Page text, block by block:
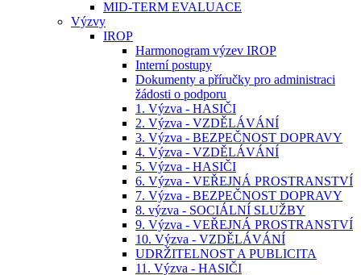
MID-TERM EVALUACE
Výzvy
IROP
Harmonogram výzev IROP
Interní postupy
Dokumenty a příručky pro administraci
žádosti o podporu
1. Výzva - HASIČI
2. Výzva - VZDĚLÁVÁNÍ
3. Výzva - BEZPEČNOST DOPRAVY
4. Výzva - VZDĚLÁVÁNÍ
5. Výzva - HASIČI
6. Výzva - VEŘEJNÁ PROSTRANSTVÍ
7. Výzva - BEZPEČNOST DOPRAVY
8. výzva - SOCIÁLNÍ SLUŽBY
9. Výzva - VEŘEJNÁ PROSTRANSTVÍ
10. Výzva - VZDĚLÁVÁNÍ
UDRŽITELNOST A PUBLICITA
11. Výzva - HASIČI